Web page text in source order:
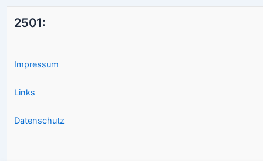
2501:
Impressum
Links
Datenschutz